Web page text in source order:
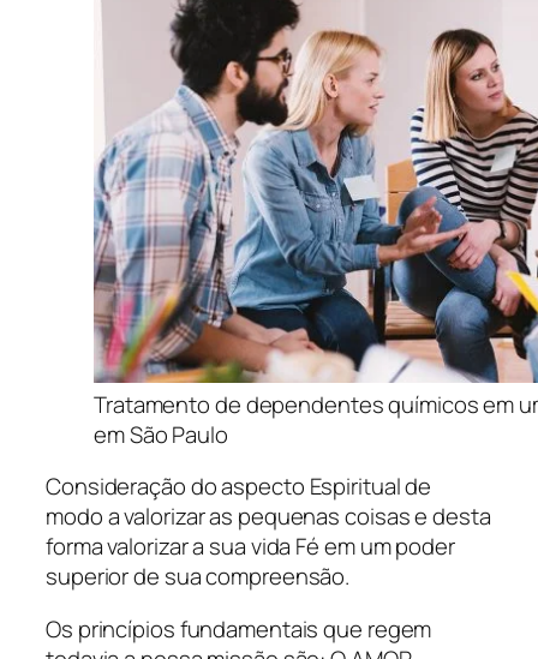
Tratamento de dependentes químicos em
em São Paulo
Consideração do aspecto Espiritual de
modo a valorizar as pequenas coisas e desta
forma valorizar a sua vida Fé em um poder
superior de sua compreensão.
Os princípios fundamentais que regem